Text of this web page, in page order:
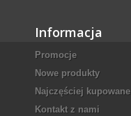
Informacja
Promocje
Nowe produkty
Najczęściej kupowane
Kontakt z nami